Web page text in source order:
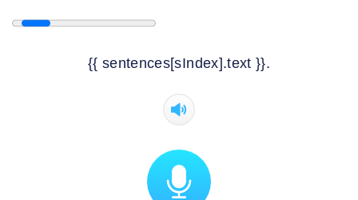
{{ sentences[sIndex].text }}.